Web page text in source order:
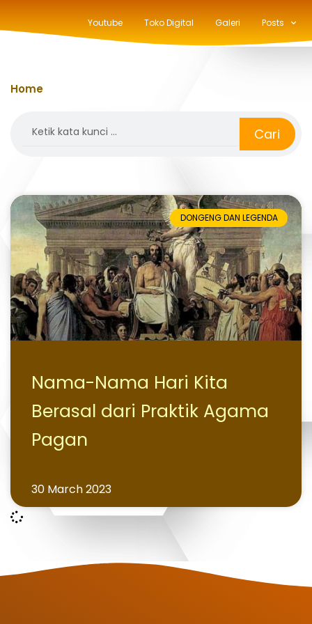
Youtube Toko Digital Galeri Posts
Home
Cari
DONGENG DAN LEGENDA
Nama-Nama Hari Kita
Berasal dari Praktik Agama
Pagan
30 March 2023